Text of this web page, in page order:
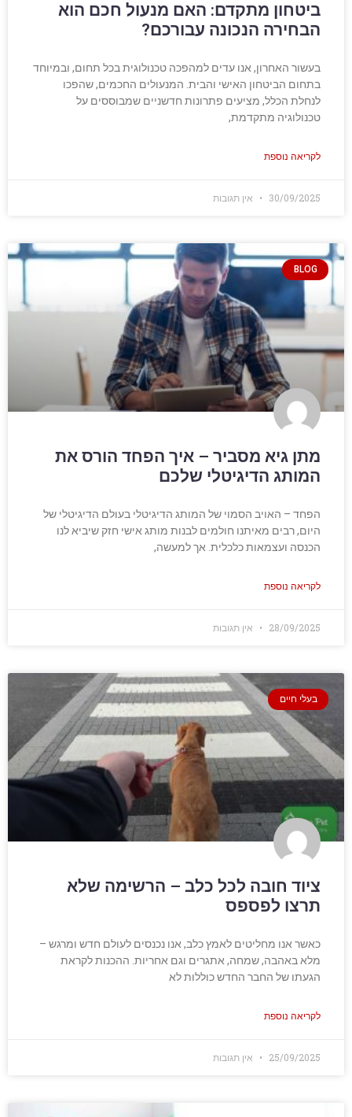
ביטחון מתקדם: האם מנעול חכם הוא
הבחירה הנכונה עבורכם?
בעשור האחרון, אנו עדים למהפכה טכנולוגית בכל תחום, ובמיוחד
בתחום הביטחון האישי והבית. המנעולים החכמים, שהפכו
לנחלת הכלל, מציעים פתרונות חדשניים שמבוססים על
טכנולוגיה מתקדמת,
לקריאה נוספת
30/09/2025 אין תגובות
BLOG
מתן גיא מסביר – איך הפחד הורס את
המותג הדיגיטלי שלכם
הפחד – האויב הסמוי של המותג הדיגיטלי בעולם הדיגיטלי של
היום, רבים מאיתנו חולמים לבנות מותג אישי חזק שיביא לנו
הכנסה ועצמאות כלכלית. אך למעשה,
לקריאה נוספת
28/09/2025 אין תגובות
בעלי חיים
ציוד חובה לכל כלב – הרשימה שלא
תרצו לפספס
כאשר אנו מחליטים לאמץ כלב, אנו נכנסים לעולם חדש ומרגש –
מלא באהבה, שמחה, אתגרים וגם אחריות. ההכנות לקראת
הגעתו של החבר החדש כוללות לא
לקריאה נוספת
25/09/2025 אין תגובות